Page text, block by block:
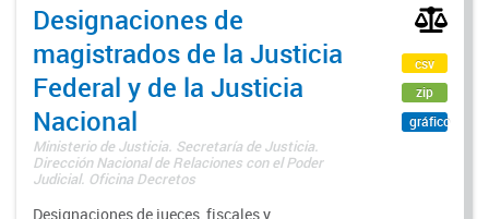
Designaciones de
magistrados de la Justicia
Federal y de la Justicia
Nacional
Ministerio de Justicia. Secretaría de Justicia.
Dirección Nacional de Relaciones con el Poder
Judicial. Oficina Decretos
Designaciones de jueces, fiscales y
csv
zip
gráfico